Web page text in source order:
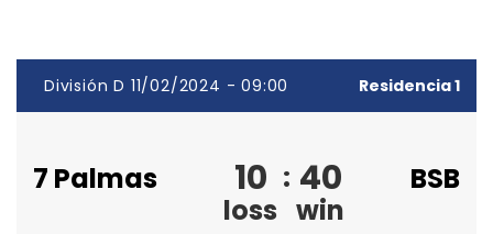
División D 11/02/2024 - 09:00 Residencia 1
7 Palmas 10
loss
: 40
win
BSB